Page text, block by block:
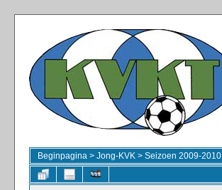
Beginpagina > Jong-KVK > Seizoen 2009-2010